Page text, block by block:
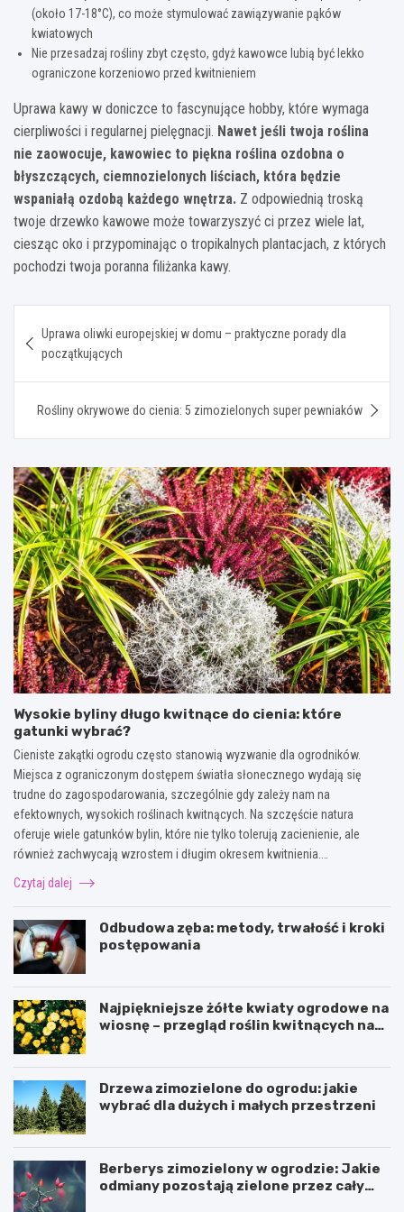
(około 17-18°C), co może stymulować zawiązywanie pąków
kwiatowych
Nie przesadzaj rośliny zbyt często, gdyż kawowce lubią być lekko
ograniczone korzeniowo przed kwitnieniem
Uprawa kawy w doniczce to fascynujące hobby, które wymaga
cierpliwości i regularnej pielęgnacji. Nawet jeśli twoja roślina
nie zaowocuje, kawowiec to piękna roślina ozdobna o
błyszczących, ciemnozielonych liściach, która będzie
wspaniałą ozdobą każdego wnętrza. Z odpowiednią troską
twoje drzewko kawowe może towarzyszyć ci przez wiele lat,
ciesząc oko i przypominając o tropikalnych plantacjach, z których
pochodzi twoja poranna filiżanka kawy.
wpisu
Uprawa oliwki europejskiej w domu – praktyczne porady dla
początkujących
Rośliny okrywowe do cienia: 5 zimozielonych super pewniaków
Wysokie byliny długo kwitnące do cienia: które
gatunki wybrać?
Cieniste zakątki ogrodu często stanowią wyzwanie dla ogrodników.
Miejsca z ograniczonym dostępem światła słonecznego wydają się
trudne do zagospodarowania, szczególnie gdy zależy nam na
efektownych, wysokich roślinach kwitnących. Na szczęście natura
oferuje wiele gatunków bylin, które nie tylko tolerują zacienienie, ale
również zachwycają wzrostem i długim okresem kwitnienia.…
Czytaj dalej
Odbudowa zęba: metody, trwałość i kroki
postępowania
Najpiękniejsze żółte kwiaty ogrodowe na
wiosnę – przegląd roślin kwitnących na
Drzewa zimozielone do ogrodu: jakie
wybrać dla dużych i małych przestrzeni
Berberys zimozielony w ogrodzie: Jakie
odmiany pozostają zielone przez cały